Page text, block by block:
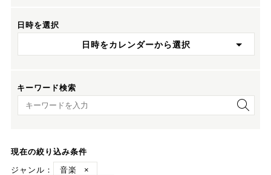
日時を選択
日時をカレンダーから選択
キーワード検索
キーワード検索
現在の絞り込み条件
ジャンル：
音楽
×